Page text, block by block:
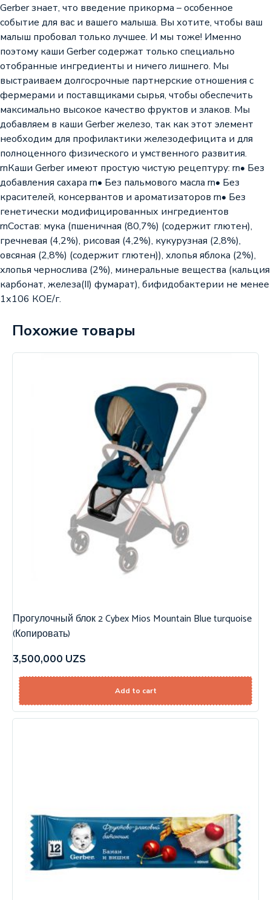
Gerber знает, что введение прикорма – особенное
событие для вас и вашего малыша. Вы хотите, чтобы ваш
малыш пробовал только лучшее. И мы тоже! Именно
поэтому каши Gerber содержат только специально
отобранные ингредиенты и ничего лишнего. Мы
выстраиваем долгосрочные партнерские отношения с
фермерами и поставщиками сырья, чтобы обеспечить
максимально высокое качество фруктов и злаков. Мы
добавляем в каши Gerber железо, так как этот элемент
необходим для профилактики железодефицита и для
полноценного физического и умственного развития.
rnКаши Gerber имеют простую чистую рецептуру: rn• Без
добавления сахара rn• Без пальмового масла rn• Без
красителей, консервантов и ароматизаторов rn• Без
генетически модифицированных ингредиентов
rnСостав: мука (пшеничная (80,7%) (содержит глютен),
гречневая (4,2%), рисовая (4,2%), кукурузная (2,8%),
овсяная (2,8%) (содержит глютен)), хлопья яблока (2%),
хлопья чернослива (2%), минеральные вещества (кальция
карбонат, железа(II) фумарат), бифидобактерии не менее
1х106 КОЕ/г.
Похожие товары
Прогулочный блок 2 Cybex Mios Mountain Blue turquoise
(Копировать)
3,500,000 UZS
Add to cart